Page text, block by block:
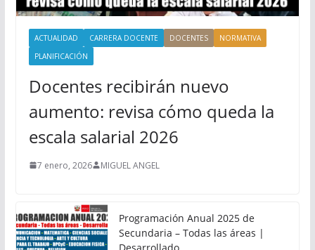
ACTUALIDAD CARRERA DOCENTE DOCENTES
NORMATIVA
PLANIFICACIÓN
Docentes recibirán nuevo
aumento: revisa cómo queda la
escala salarial 2026
7 enero, 2026 MIGUEL ANGEL
Programación Anual 2025 de
Secundaria – Todas las áreas |
Desarrollado